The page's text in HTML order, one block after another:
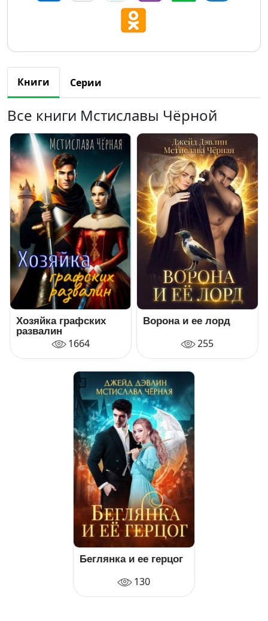
Книги Серии
Все книги Мстиславы Чёрной
Хозяйка графских
развалин
1664
Ворона и ее лорд
255
Беглянка и ее герцог
130